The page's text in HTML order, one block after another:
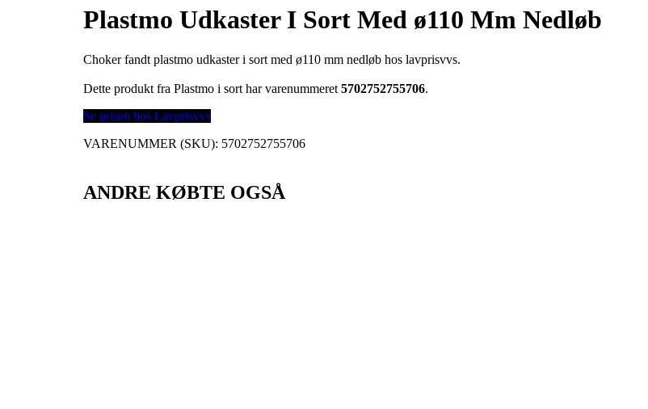
Plastmo Udkaster I Sort Med ø110 Mm Nedløb
Choker fandt plastmo udkaster i sort med ø110 mm nedløb hos lavprisvvs.
Dette produkt fra Plastmo i sort har varenummeret5702752755706.
Se prisen hos Lavprisvvs
VARENUMMER (SKU): 5702752755706
ANDRE KØBTE OGSÅ